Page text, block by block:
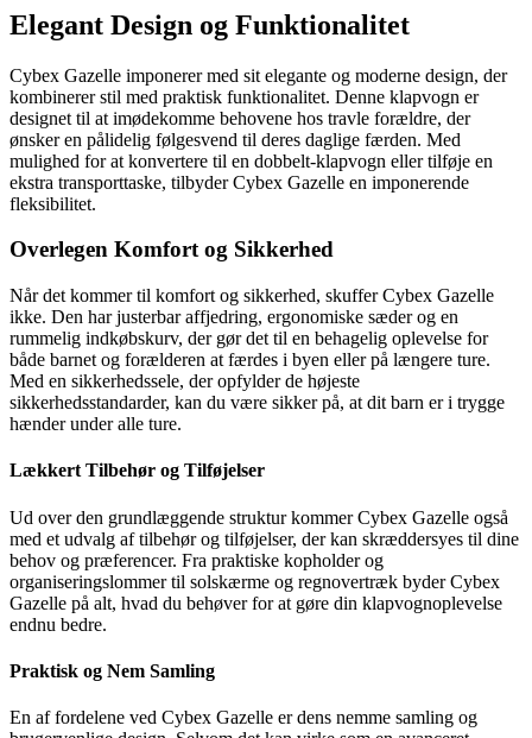
Elegant Design og Funktionalitet
Cybex Gazelle imponerer med sit elegante og moderne design, der
kombinerer stil med praktisk funktionalitet. Denne klapvogn er
designet til at imødekomme behovene hos travle forældre, der
ønsker en pålidelig følgesvend til deres daglige færden. Med
mulighed for at konvertere til en dobbelt-klapvogn eller tilføje en
ekstra transporttaske, tilbyder Cybex Gazelle en imponerende
fleksibilitet.
Overlegen Komfort og Sikkerhed
Når det kommer til komfort og sikkerhed, skuffer Cybex Gazelle
ikke. Den har justerbar affjedring, ergonomiske sæder og en
rummelig indkøbskurv, der gør det til en behagelig oplevelse for
både barnet og forælderen at færdes i byen eller på længere ture.
Med en sikkerhedssele, der opfylder de højeste
sikkerhedsstandarder, kan du være sikker på, at dit barn er i trygge
hænder under alle ture.
Lækkert Tilbehør og Tilføjelser
Ud over den grundlæggende struktur kommer Cybex Gazelle også
med et udvalg af tilbehør og tilføjelser, der kan skræddersyes til dine
behov og præferencer. Fra praktiske kopholder og
organiseringslommer til solskærme og regnovertræk byder Cybex
Gazelle på alt, hvad du behøver for at gøre din klapvognoplevelse
endnu bedre.
Praktisk og Nem Samling
En af fordelene ved Cybex Gazelle er dens nemme samling og